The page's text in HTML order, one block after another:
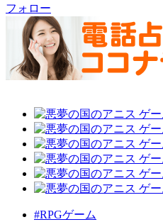
フォロー
#RPGゲーム